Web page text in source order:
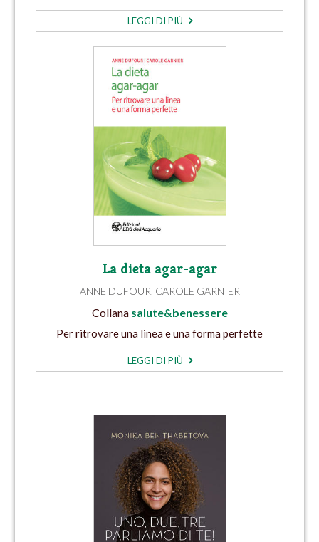
LEGGI DI PIÙ
La dieta agar-agar
ANNE DUFOUR CAROLE GARNIER
Collana salute&benessere
Per ritrovare una linea e una forma perfette
LEGGI DI PIÙ